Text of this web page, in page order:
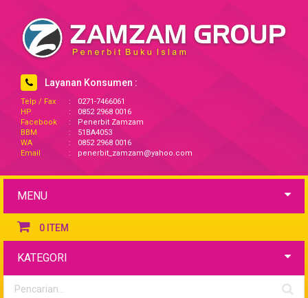
Layanan Konsumen :
Telp / Fax :
0271-7466061
HP
:
0852 2968 0016
Facebook
:
Penerbit Zamzam
BBM
:
51BA4053
WA
:
0852 2968 0016
Email
: penerbit_zamzam@yahoo.com
MENU
0 ITEM
KATEGORI